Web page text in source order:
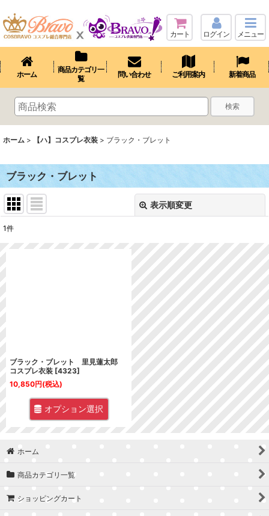
カート ログイン メニュー
ホーム
商品カテゴリ一
覧
問い合わせ ご利用案内 新着商品
検索
ホーム > 【ハ】コスプレ衣装 > ブラック・ブレット
ブラック・ブレット
表示順変更
1件
ブラック・ブレット 里見蓮太郎
コスプレ衣装 [4323]
10,850円(税込)
オプション選択
ホーム
商品カテゴリ一覧
ショッピングカート